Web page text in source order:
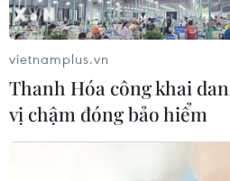
vietnamplus.vn
Thanh Hóa công khai
vị chậm đóng bảo hiểm